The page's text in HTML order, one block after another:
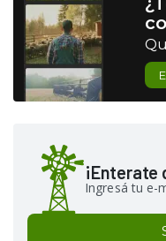
¡Enterate
Ingresá tu e-